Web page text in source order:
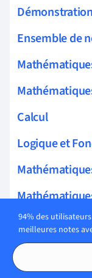
Démonstration
Ensemble de
Calcul
Logique et
Physique
94% des
meilleures notes